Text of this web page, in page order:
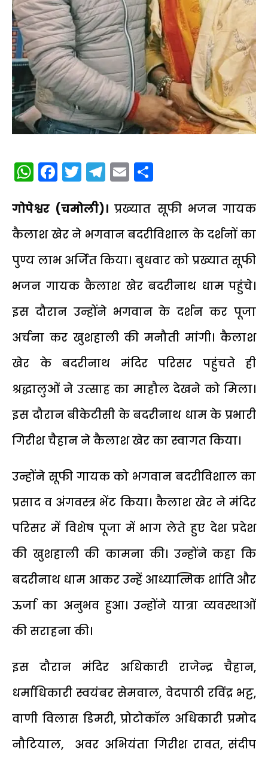
WhatsApp
Facebook
Twitter
Telegram
Email
गोपेश्वर (चमोली)। प्रख्यात सूफी भजन गायक
कैलाश खेर ने भगवान बदरीविशाल के दर्शनों का
पुण्य लाभ अर्जित किया। बुधवार को प्रख्यात सूफी
भजन गायक कैलाश खेर बदरीनाथ धाम पहुंचे।
इस दौरान उन्होंने भगवान के दर्शन कर पूजा
अर्चना कर खुशहाली की मनौती मांगी। कैलाश
खेर के बदरीनाथ मंदिर परिसर पहुंचते ही
श्रद्धालुओं ने उत्साह का माहौल देखने को मिला।
इस दौरान बीकेटीसी के बदरीनाथ धाम के प्रभारी
गिरीश चैहान ने कैलाश खेर का स्वागत किया।
उन्होंने सूफी गायक को भगवान बदरीविशाल का
प्रसाद व अंगवस्त्र भेंट किया। कैलाश खेर ने मंदिर
परिसर में विशेष पूजा में भाग लेते हुए देश प्रदेश
की खुशहाली की कामना की। उन्होंने कहा कि
बदरीनाथ धाम आकर उन्हें आध्यात्मिक शांति और
ऊर्जा का अनुभव हुआ। उन्होंने यात्रा व्यवस्थाओं
की सराहना की।
इस दौरान मंदिर अधिकारी राजेन्द्र चैहान,
धर्माधिकारी स्वयंबर सेमवाल, वेदपाठी रविंद्र भट्ट,
वाणी विलास डिमरी, प्रोटोकॉल अधिकारी प्रमोद
नौटियाल, अवर अभियंता गिरीश रावत, संदीप